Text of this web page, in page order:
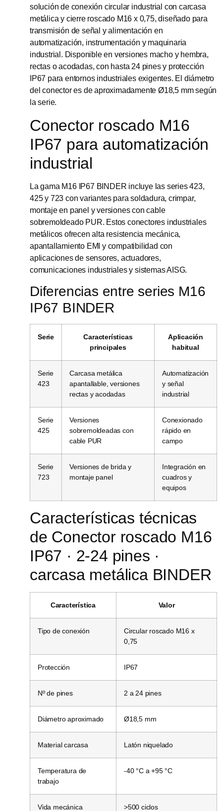
solución de conexión circular industrial con carcasa
metálica y cierre roscado M16 x 0,75, diseñado para
transmisión de señal y alimentación en
automatización, instrumentación y maquinaria
industrial. Disponible en versiones macho y hembra,
rectas o acodadas, con hasta 24 pines y protección
IP67 para entornos industriales exigentes. El diámetro
del conector es de aproximadamente Ø18,5 mm según
la serie.
Conector roscado M16
IP67 para automatización
industrial
La gama M16 IP67 BINDER incluye las series 423,
425 y 723 con variantes para soldadura, crimpar,
montaje en panel y versiones con cable
sobremoldeado PUR. Estos conectores industriales
metálicos ofrecen alta resistencia mecánica,
apantallamiento EMI y compatibilidad con
aplicaciones de sensores, actuadores,
comunicaciones industriales y sistemas AISG.
Diferencias entre series M16
IP67 BINDER
Serie
Características
principales
Aplicación
habitual
Serie
423
Carcasa metálica
apantallable, versiones
rectas y acodadas
Automatización
y señal
industrial
Serie
425
Versiones
sobremoldeadas con
cable PUR
Conexionado
rápido en
campo
Serie
723
Versiones de brida y
montaje panel
Integración en
cuadros y
equipos
Características técnicas
de Conector roscado M16
IP67 · 2-24 pines ·
carcasa metálica BINDER
Característica Valor
Tipo de conexión
Circular roscado M16 x
0,75
Protección IP67
Nº de pines 2 a 24 pines
Diámetro aproximado Ø18,5 mm
Material carcasa Latón niquelado
Temperatura de
trabajo
-40 °C a +95 °C
Vida mecánica >500 ciclos